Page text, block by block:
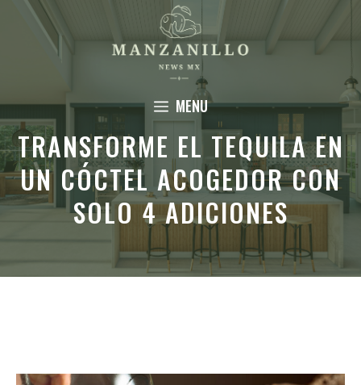
Saltar
contenido
MENU
TRANSFORME EL TEQUILA EN
UN CÓCTEL ACOGEDOR CON
SOLO 4 ADICIONES